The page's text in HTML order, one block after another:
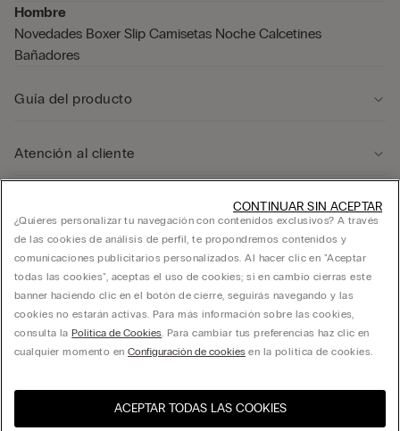
Hombre
Novedades Boxer Slip Camisetas Noche Calcetines
Bañadores
Guía del producto
Atención al cliente
Empresa
FRANCHISING CALZEDONIA ESPAÑA, S.A. calle Ciencias 71-87, Polígono Pedrosa,
United States
¿Quieres personalizar tu navegación con contenidos exclusivos? A través
de las cookies de análisis de perfil, te propondremos contenidos y
comunicaciones publicitarios personalizados. Al hacer clic en "Aceptar
todas las cookies", aceptas el uso de cookies; si en cambio cierras este
banner haciendo clic en el botón de cierre, seguirás navegando y las
cookies no estarán activas. Para más información sobre las cookies,
consulta laPolítica de Cookies. Para cambiar tus preferencias haz clic en
cualquier momento enConfiguración de cookies en la política de cookies.
ACEPTAR TODAS LAS COOKIES
CONTINUAR SIN ACEPTAR